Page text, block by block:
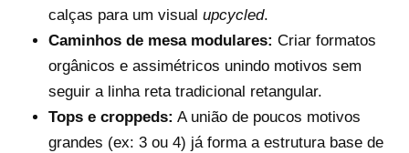
calças para um visual upcycled.
Caminhos de mesa modulares: Criar formatos
orgânicos e assimétricos unindo motivos sem
seguir a linha reta tradicional retangular.
Tops e croppeds: A união de poucos motivos
grandes (ex: 3 ou 4) já forma a estrutura base de